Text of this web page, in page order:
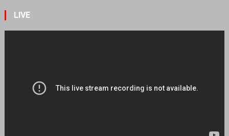
LIVE